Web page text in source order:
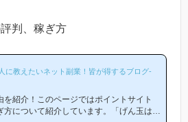
判、稼ぎ方
に教えたいネット副業！皆が得するブログ-
紹介！このページではポイントサイト
方について紹介しています。「げん玉は他